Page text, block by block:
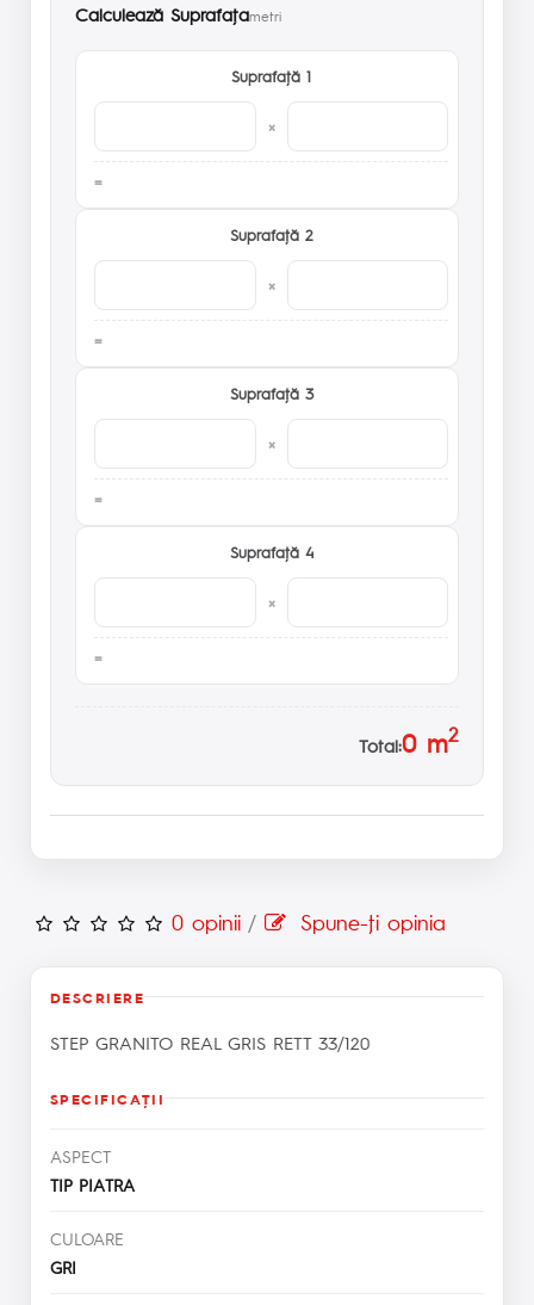
Calculează Suprafaţametri
Suprafaţă 1
×
Suprafaţă 2
×
Suprafaţă 3
×
Suprafaţă 4
×
Total:0m2
0 opinii / Spune-ţi opinia
DESCRIERE
STEP GRANITO REAL GRIS RETT 33/120
SPECIFICAŢII
ASPECT
TIP PIATRA
CULOARE
GRI